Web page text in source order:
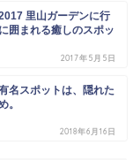
里山ガーデンに行
囲まれる癒しのスポッ
2017年5月5日
名スポットは、隠れた
。
2018年6月16日